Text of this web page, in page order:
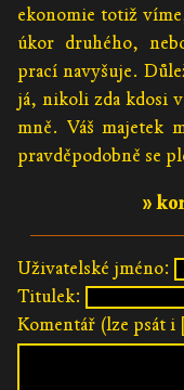
ekonomie totiž
úkor druhého,
prací navyšuje.
já, nikoli zda kdosi
mně. Váš majetek
pravděpodobně se
»
Uživatelské jméno:
Titulek:
Komentář (lze psát i